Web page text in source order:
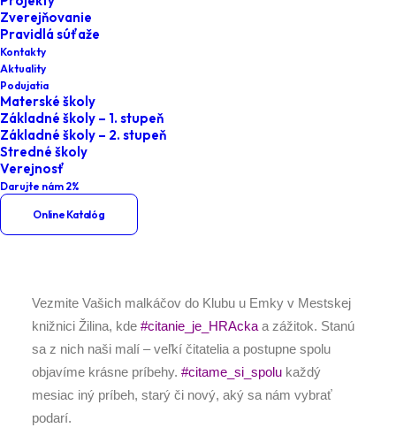
Zverejňovanie
Pravidlá súťaže
Kontakty
Aktuality
Podujatia
Materské školy
Základné školy – 1. stupeň
Základné školy – 2. stupeň
Stredné školy
Verejnosť
Darujte nám 2%
Online Katalóg
Klub u eMKy - Malá
Home
Podujatia
Klub u eMKy – Malá myš a veľký
SLON
Vezmite Vašich malkáčov do Klubu u Emky v Mestskej
knižnici Žilina, kde #citanie_je_HRAcka a zážitok. Stanú
sa z nich naši malí – veľkí čitatelia a postupne spolu
objavíme krásne príbehy. #citame_si_spolu každý
mesiac iný príbeh, starý či nový, aký sa nám vybrať
podarí.